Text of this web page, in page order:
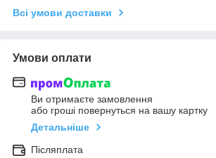
Всі умови доставки
Умови оплати
Ви отримаєте замовлення
або гроші повернуться на вашу картку
Детальніше
Післяплата